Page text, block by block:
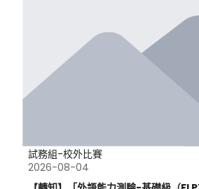
試務組-校外比賽
2026-08-04